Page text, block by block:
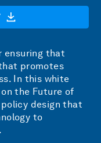
ensuring that
promotes
In this white
the Future of
design that
to